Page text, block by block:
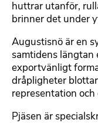
huttrar utanför,
brinner det under
Augustisnö är en
samtidens längtan
exportvänligt
dråpligheter
representation
Pjäsen är